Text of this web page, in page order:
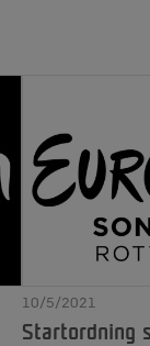
10/5/2021
Startordning